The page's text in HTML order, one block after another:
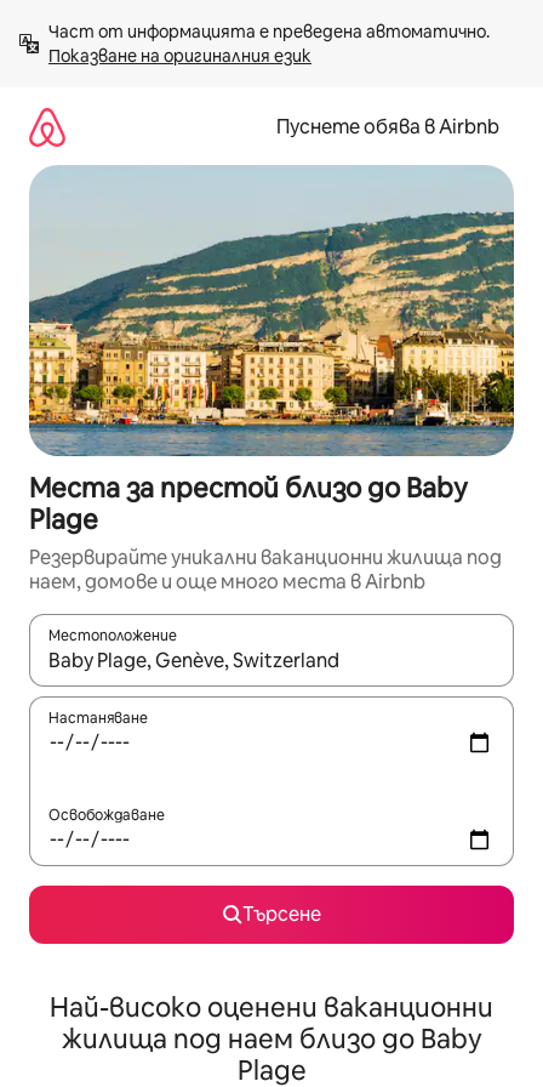
към
съдържанието
Показване на оригиналния език
Пуснете обява в Airbnb
Места за престой близо до Baby
Plage
Резервирайте уникални ваканционни жилища под
наем, домове и още много места в Airbnb
Местоположение
Когато резултатите се покажат, използвайте
Настаняване
Освобождаване
Търсене
Най-високо оценени ваканционни
жилища под наем близо до Baby
Plage